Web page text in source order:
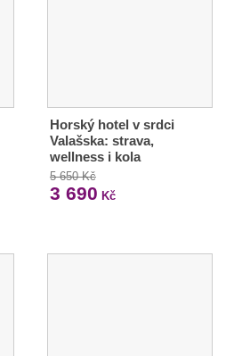
Horský hotel v srdci
Valašska: strava,
wellness i kola
5 650 Kč
3 690 Kč